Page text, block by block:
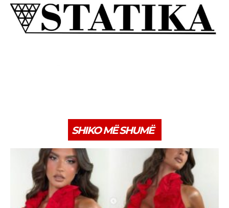
SHIKO MË SHUMË